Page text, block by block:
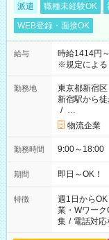
派遣 職種未経験OK
WEB登録・面接OK
給与
時給1414円
※規定による
勤務地
東京都新宿区
新宿駅から
/ …
物流企業
勤務時間 9:00～18:00
期間 即日～OK！
特徴 週1日からOK
業・Wワーク
集 / 電話対応